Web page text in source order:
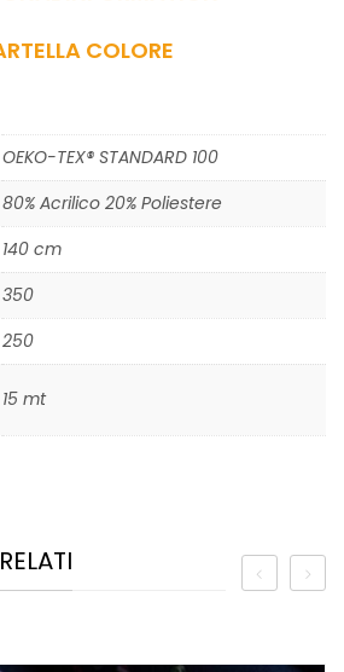
COLORE
OEKO-TEX® STANDARD 100
80% Acrilico 20% Poliestere
140 cm
350
250
15 mt